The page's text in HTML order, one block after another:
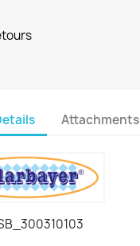
Attachments